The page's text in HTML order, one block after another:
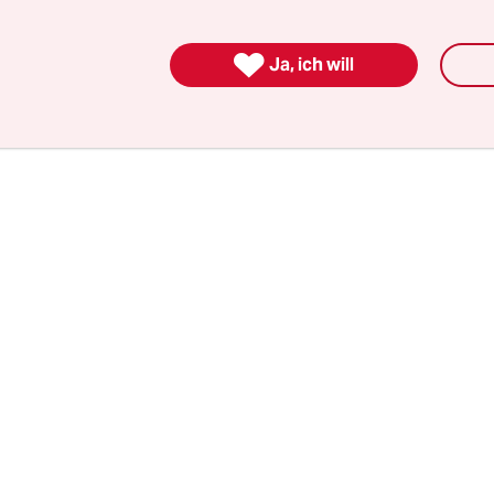
initiierte 5-Punkte-Plan von CDU/CSU zur
hatte am Mittwoch dank der
 Ja, ich will